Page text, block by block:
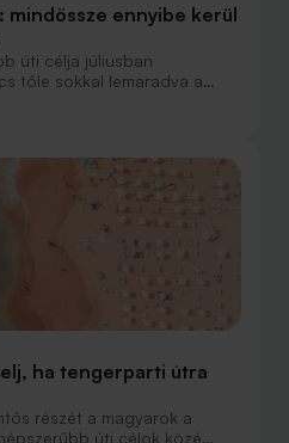
mindössze ennyibe kerül
úti célja júliusban
tőle sokkal lemaradva a
sem. A tengerparti
ha tengerparti útra
részét a magyarok a
úti célok közé